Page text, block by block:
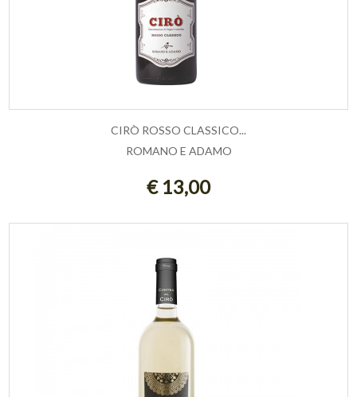
ESAURITO
CIRÒ ROSSO CLASSICO...
ROMANO E ADAMO
€ 13,00